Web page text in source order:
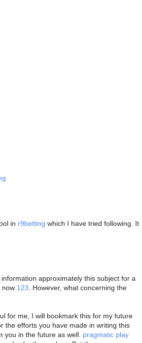
in r9betting which I have tried following. It
information approximately this subject for a
now 123 . However, what concerning the
for me, I will bookmark this for my future
the efforts you have made in writing this
you in the future as well. pragmatic play